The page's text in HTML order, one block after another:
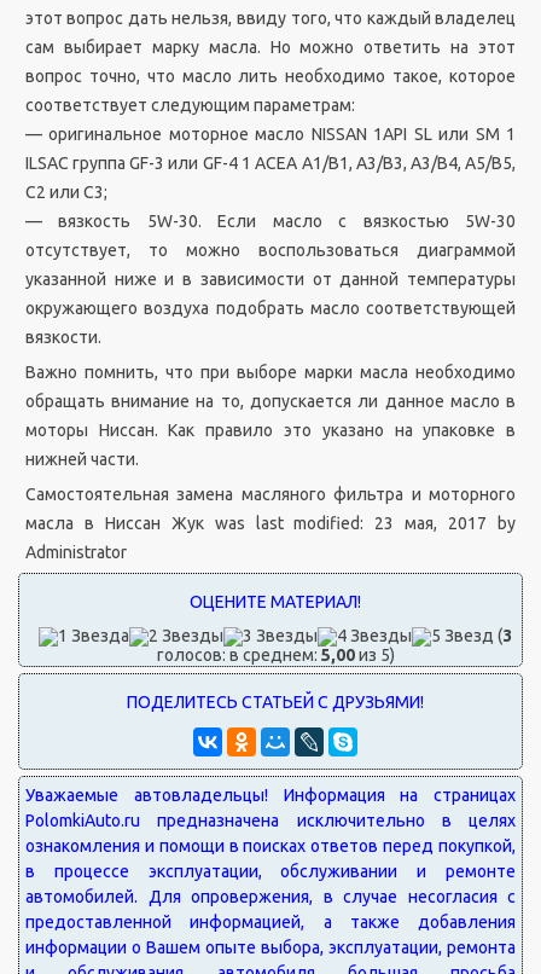
этот вопрос дать нельзя, ввиду того, что каждый владелец
сам выбирает марку масла. Но можно ответить на этот
вопрос точно, что масло лить необходимо такое, которое
соответствует следующим параметрам:
— оригинальное моторное масло NISSAN 1API SL или SM 1
ILSAC группа GF-3 или GF-4 1 ACEA A1/B1, A3/B3, A3/B4, A5/B5,
C2 или C3;
— вязкость 5W-30. Если масло с вязкостью 5W-30
отсутствует, то можно воспользоваться диаграммой
указанной ниже и в зависимости от данной температуры
окружающего воздуха подобрать масло соответствующей
вязкости.
Важно помнить, что при выборе марки масла необходимо
обращать внимание на то, допускается ли данное масло в
моторы Ниссан. Как правило это указано на упаковке в
нижней части.
Самостоятельная замена масляного фильтра и моторного
масла в Ниссан Жукwas last modified: 23 мая, 2017 by
Administrator
(3
голосов: в среднем: 5,00из 5)